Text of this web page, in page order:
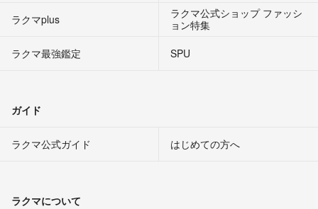
ラクマplus
ラクマ公式ショップ ファッシ
ョン特集
ラクマ最強鑑定
SPU
ガイド
ラクマ公式ガイド はじめての方へ
ラクマについて